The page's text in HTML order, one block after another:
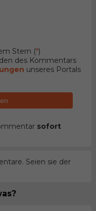
Stern (*)
des Kommentars
unseres Portals
sofort
Seien sie der